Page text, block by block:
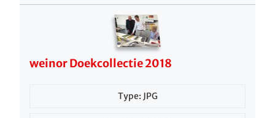
weinor Doekcollectie 2018
Type: JPG